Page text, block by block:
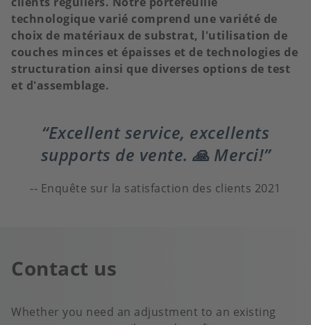
technologique varié comprend une variété de
choix de matériaux de substrat, l'utilisation de
couches minces et épaisses et de technologies de
structuration ainsi que diverses options de test
et d'assemblage.
Excellent service, excellents
supports de vente. 🙏 Merci!
Enquête sur la satisfaction des clients 2021
Contact us
Whether you need an adjustment to an existing